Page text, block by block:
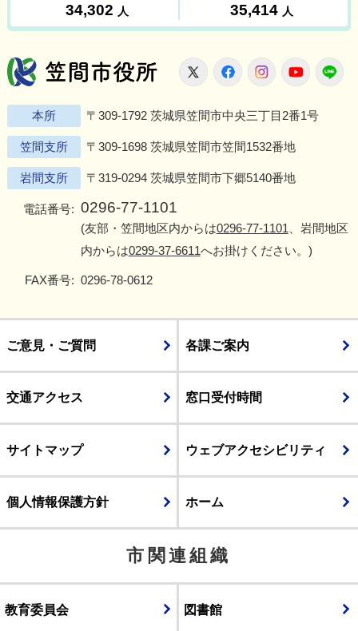
笠間市役所
X FacebookInstagram
本所 〒309-1792 茨城県笠間市中央三丁目2番1号
笠間支所 〒309-1698 茨城県笠間市笠間1532番地
岩間支所 〒319-0294 茨城県笠間市下郷5140番地
電話番号: 0296-77-1101
(友部・笠間地区内からは0296-77-1101 、岩間地区
内からは0299-37-6611へお掛けください。)
FAX番号: 0296-78-0612
ご意見・ご質問 各課ご案内
交通アクセス 窓口受付時間
サイトマップ ウェブアクセシビリティ
個人情報保護方針 ホーム
市関連組織
教育委員会 図書館